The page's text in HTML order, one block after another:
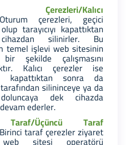
Çerezleri/Kalıcı
Oturum çerezleri, geçici
tarayıcıyı kapattıktan
silinirler. Bu
temel işlevi web sitesinin
şekilde çalışmasını
Kalıcı çerezler ise
kapattıktan sonra da
silininceye ya da
dek cihazda
ederler.
Üçüncü Taraf
Birinci taraf çerezler ziyaret
sitesi operatörü